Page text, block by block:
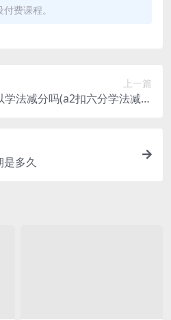
费课程。
上一篇
法减分吗(a2扣六分学法减分
多久